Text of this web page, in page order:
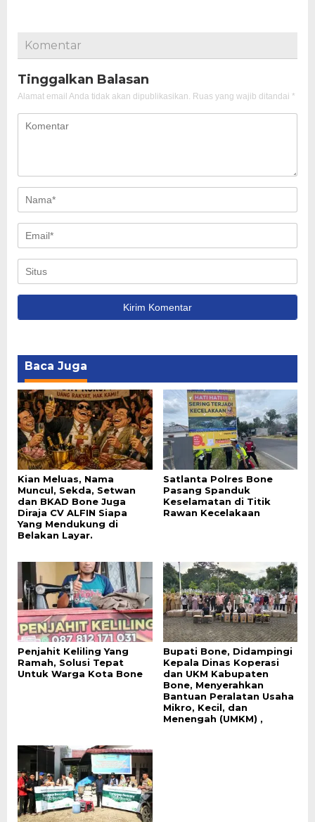
Komentar
Tinggalkan Balasan
Alamat email Anda tidak akan dipublikasikan. Ruas yang wajib ditandai *
Baca Juga
Kian Meluas, Nama
Muncul, Sekda, Setwan
dan BKAD Bone Juga
Diraja CV ALFIN Siapa
Yang Mendukung di
Belakan Layar.
Satlanta Polres Bone
Pasang Spanduk
Keselamatan di Titik
Rawan Kecelakaan
Penjahit Keliling Yang
Ramah, Solusi Tepat
Untuk Warga Kota Bone
Bupati Bone, Didampingi
Kepala Dinas Koperasi
dan UKM Kabupaten
Bone, Menyerahkan
Bantuan Peralatan Usaha
Mikro, Kecil, dan
Menengah (UMKM) ,